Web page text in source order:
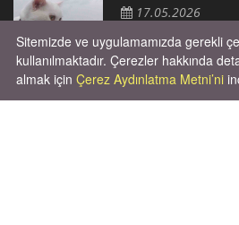
17.05.2026
Sitemizde ve uygulamamızda gerekli
kullanılmaktadır. Çerezler hakkında
almak için Çerez Aydınlatma Metni’ni